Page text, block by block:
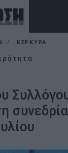
ΚΕΡΚΥΡΑ